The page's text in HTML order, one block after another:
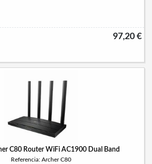
97,20 €
C80 Router WiFi AC1900 Dual Band
Referencia: Archer C80